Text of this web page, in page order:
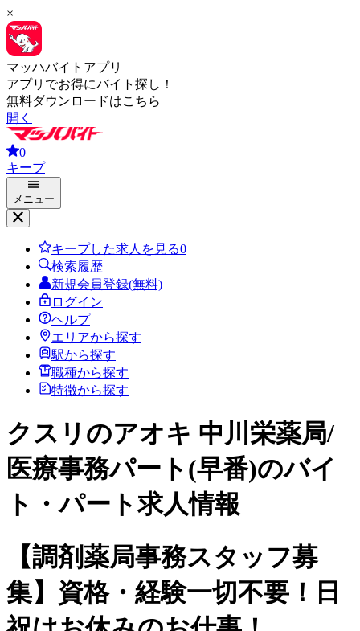
×
マッハバイトアプリ
アプリでお得にバイト探し！
無料ダウンロードはこちら
開く
0
キープ
メニュー
キープした求人を見る0
検索履歴
新規会員登録(無料)
ログイン
ヘルプ
エリアから探す
駅から探す
職種から探す
特徴から探す
クスリのアオキ 中川栄薬局/
医療事務パート(早番)のバイ
ト・パート求人情報
【調剤薬局事務スタッフ募
集】資格・経験一切不要！日